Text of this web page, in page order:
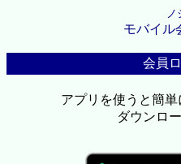
ノ
モバイル
会員
アプリを使うと簡
ダウンロ